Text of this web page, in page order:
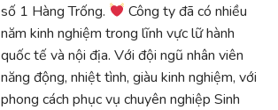
số 1 Hàng Trống.
Công ty đã có nhiều
năm kinh nghiệm trong lĩnh vực lữ hành
quốc tế và nội địa. Với đội ngũ nhân viên
năng động, nhiệt tình, giàu kinh nghiệm, với
phong cách phục vụ chuyên nghiệp Sinh